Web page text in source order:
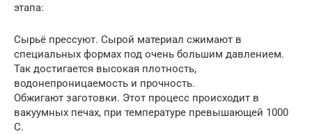
этапа:
Сырьё прессуют. Сырой материал сжимают в
специальных формах под очень большим давлением.
Так достигается высокая плотность,
водонепроницаемость и прочность.
Обжигают заготовки. Этот процесс происходит в
вакуумных печах, при температуре превышающей 1000
С.